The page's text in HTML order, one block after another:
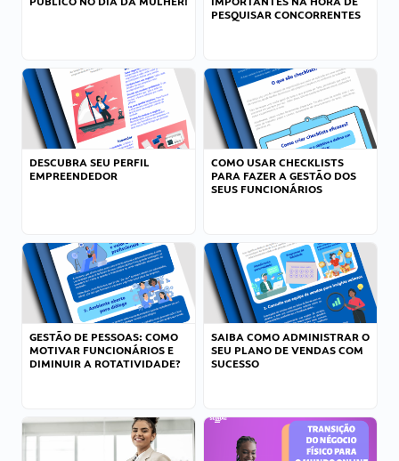
PESQUISAR CONCORRENTES
DESCUBRA SEU PERFIL
EMPREENDEDOR
COMO USAR CHECKLISTS
PARA FAZER A GESTÃO DOS
SEUS FUNCIONÁRIOS
GESTÃO DE PESSOAS: COMO
MOTIVAR FUNCIONÁRIOS E
DIMINUIR A ROTATIVIDADE?
SAIBA COMO ADMINISTRAR O
SEU PLANO DE VENDAS COM
SUCESSO